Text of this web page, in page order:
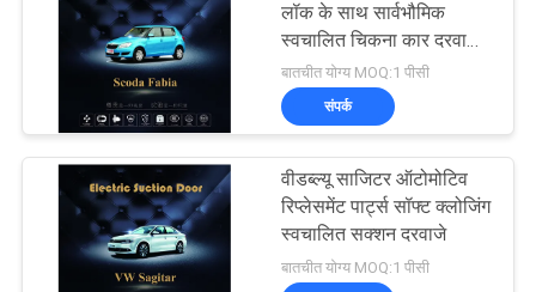
की
विनती
पावर लिफ्टगेट
लॉक के साथ सार्वभौमिक
स्वचालित चिकना कार दरवाजा
करीब
बातचीत योग्य MOQ:1 पीसी
संपर्क
वीडब्ल्यू साजिटर ऑटोमोटिव
रिप्लेसमेंट पार्ट्स सॉफ्ट क्लोजिंग
स्वचालित सक्शन दरवाजे
बातचीत योग्य MOQ:1 पीसी